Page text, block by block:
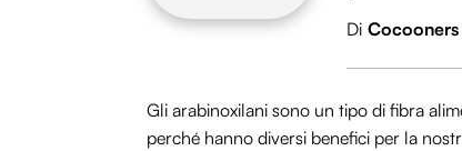
Di Cocooners
Gli arabinoxilani sono un tipo di fibra
perché hanno diversi benefici per la